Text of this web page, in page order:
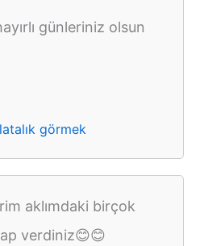
günleriniz olsun
görmek
aklımdaki birçok
verdiniz😊😊